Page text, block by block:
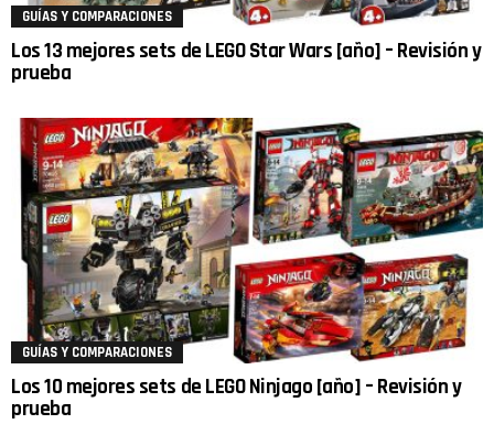
GUÍAS Y COMPARACIONES
Los 13 mejores sets de LEGO Star Wars [año] – Revisión y
prueba
GUÍAS Y COMPARACIONES
Los 10 mejores sets de LEGO Ninjago [año] – Revisión y
prueba